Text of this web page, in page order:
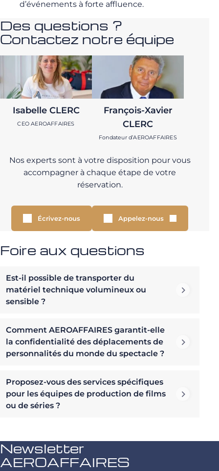
d’événements à forte affluence.
Des questions ?
Contactez notre équipe
Isabelle CLERC
CEO AEROAFFAIRES
François-Xavier
CLERC
Fondateur d’AEROAFFAIRES
Nos experts sont à votre disposition pour vous
accompagner à chaque étape de votre
réservation.
Écrivez-nous Appelez-nous
Foire aux questions
Est-il possible de transporter du
matériel technique volumineux ou
sensible ?
Comment AEROAFFAIRES garantit-elle
la confidentialité des déplacements de
personnalités du monde du spectacle ?
Proposez-vous des services spécifiques
pour les équipes de production de films
ou de séries ?
Newsletter
AEROAFFAIRES